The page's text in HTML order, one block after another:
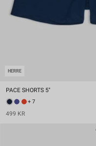
HERRE
PACE SHORTS 5''
+ 7
499 KR